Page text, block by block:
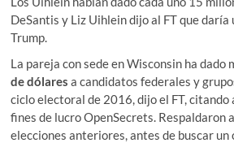
DeSantis y Liz Uihlein dijo al FT que
Trump.
La pareja con sede en Wisconsin ha dado
de dólaresa candidatos federales y
ciclo electoral de 2016, dijo el FT, citando
fines de lucro OpenSecrets. Respaldaron
elecciones anteriores, antes de buscar